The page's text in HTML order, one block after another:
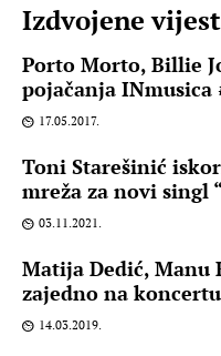
Izdvojene
Porto Morto, Billie
pojačanja INmusica
17.05.2017.
Toni Starešinić
mreža za novi singl
03.11.2021.
Matija Dedić, Manu
zajedno na
14.03.2019.